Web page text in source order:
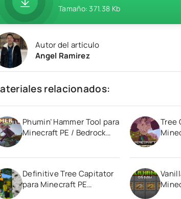
Tamaño: 371.38 Kb
Autor del artículo
Angel Ramirez
relacionados:
Phumin’ Hammer Tool para
Minecraft PE / Bedrock
Tree
Definitive Tree Capitator
para Minecraft PE